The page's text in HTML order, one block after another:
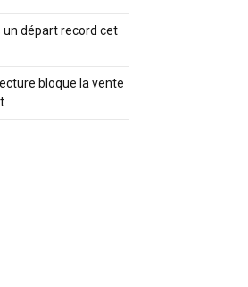
un départ record cet
bloque la vente